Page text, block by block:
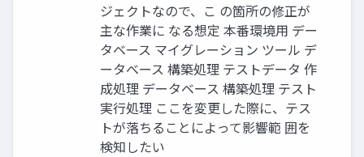
ジェクトなので、こ の箇所の修正が
主な作業に なる想定 本番環境用 デー
タベース マイグレーション ツール デ
ータベース 構築処理 テストデータ 作
成処理 データベース 構築処理 テスト
実行処理 ここを変更した際に、テス
トが落ちることによって影響範 囲を
検知したい